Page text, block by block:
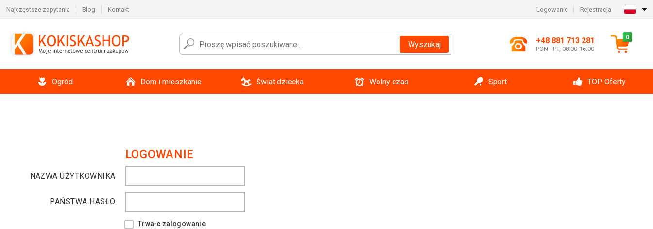
Najczęstsze zapytania Blog Kontakt Logowanie Rejestracja
Wyszukaj +48 881 713 281
PON - PT, 08:00-16:00
0
Ogród Dom i mieszkanie Świat dziecka Wolny czas Sport TOP Oferty
LOGOWANIE
NAZWA UŻYTKOWNIKA
PAŃSTWA HASŁO
Trwałe zalogowanie